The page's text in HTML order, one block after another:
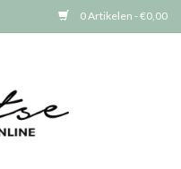
0 Artikelen - €0,00